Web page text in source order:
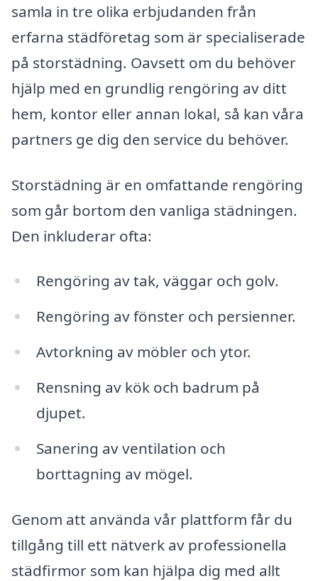
samla in tre olika erbjudanden från
erfarna städföretag som är specialiserade
på storstädning. Oavsett om du behöver
hjälp med en grundlig rengöring av ditt
hem, kontor eller annan lokal, så kan våra
partners ge dig den service du behöver.
Storstädning är en omfattande rengöring
som går bortom den vanliga städningen.
Den inkluderar ofta:
Rengöring av tak, väggar och golv.
Rengöring av fönster och persienner.
Avtorkning av möbler och ytor.
Rensning av kök och badrum på
djupet.
Sanering av ventilation och
borttagning av mögel.
Genom att använda vår plattform får du
tillgång till ett nätverk av professionella
städfirmor som kan hjälpa dig med allt